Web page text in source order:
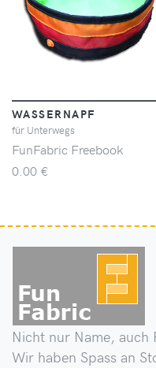
WASSERNAPF
für Unterwegs
FunFabric Freebook
0.00 €
Nicht nur Name, auch
Wir haben Spass an